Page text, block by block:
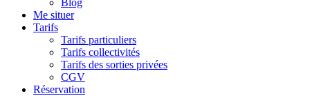
Blog
Me situer
Tarifs
Tarifs particuliers
Tarifs collectivités
Tarifs des sorties privées
CGV
Réservation